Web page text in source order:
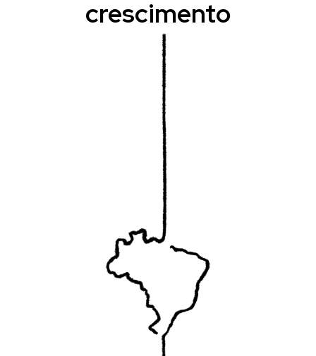
crescimento